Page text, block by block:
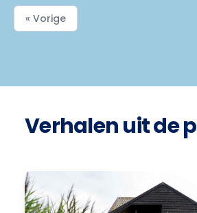
« Vorige
Verhalen uit de